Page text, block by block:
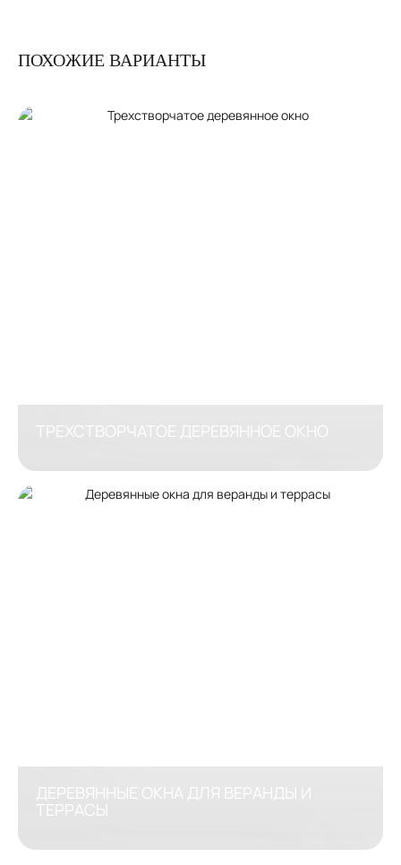
ПОХОЖИЕ ВАРИАНТЫ
ТРЕХСТВОРЧАТОЕ ДЕРЕВЯННОЕ ОКНО
ДЕРЕВЯННЫЕ ОКНА ДЛЯ ВЕРАНДЫ И
ТЕРРАСЫ